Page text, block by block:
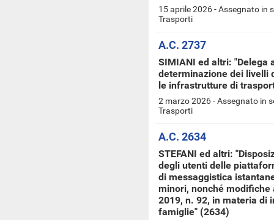
15 aprile 2026 - Assegnato in
Trasporti
A.C. 2737
SIMIANI ed altri: "Delega
determinazione dei livelli
le infrastrutture di
2 marzo 2026 - Assegnato in
Trasporti
A.C. 2634
STEFANI ed altri:
degli utenti delle
di messaggistica
minori, nonché modifiche
2019, n. 92, in materia di
famiglie" (2634)